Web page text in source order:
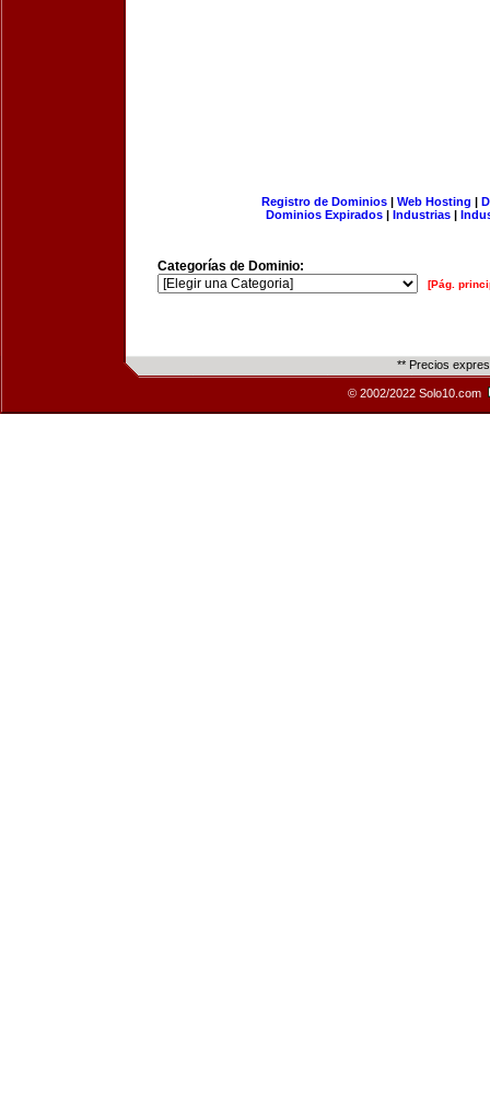
Registro de Dominios| Web Hosting |
Dominios Expirados | Industrias |
Categorías de Dominio:
[Pág.
** Precios
© 2002/2022 Solo10.com